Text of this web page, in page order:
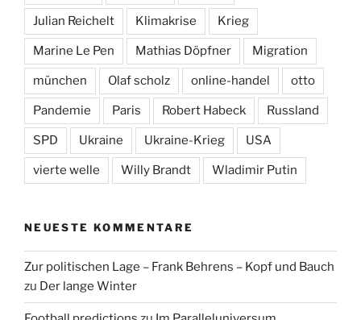
Julian Reichelt Klimakrise Krieg
Marine Le Pen Mathias Döpfner Migration
münchen Olaf scholz online-handel otto
Pandemie Paris Robert Habeck Russland
SPD Ukraine Ukraine-Krieg USA
vierte welle Willy Brandt Wladimir Putin
NEUESTE KOMMENTARE
Zur politischen Lage – Frank Behrens – Kopf und Bauch
zu Der lange Winter